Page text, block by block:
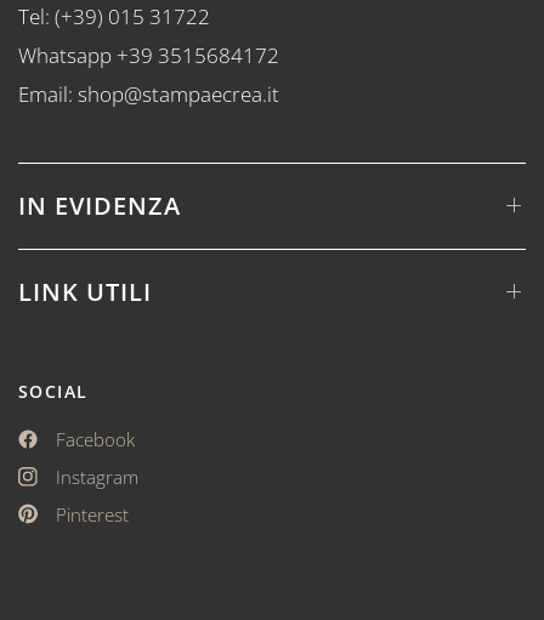
Tel: (+39) 015 31722
Whatsapp +39 3515684172
Email: shop@stampaecrea.it
IN EVIDENZA
LINK UTILI
SOCIAL
Facebook
Instagram
Pinterest